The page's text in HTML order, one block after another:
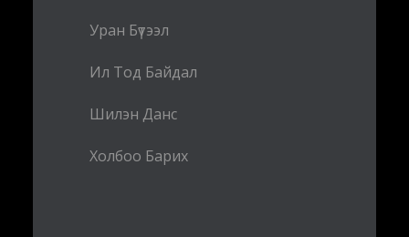
Уран Бүтээл
Ил Тод Байдал
Шилэн Данс
Холбоо Барих